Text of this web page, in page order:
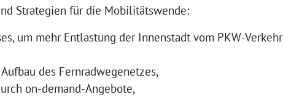
Strategien für die Mobilitätswende:
um mehr Entlastung der Innenstadt vom PKW-Verkehr
des Fernradwegenetzes,
on-demand-Angebote,